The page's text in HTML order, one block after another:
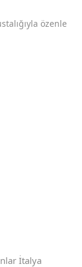
özenle
İtalya